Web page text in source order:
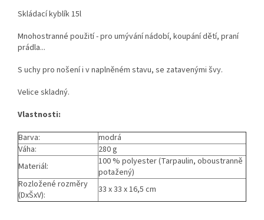
Skládací kyblík 15l
Mnohostranné použití - pro umývání nádobí, koupání dětí, praní
prádla...
S uchy pro nošení i v naplněném stavu, se zatavenými švy.
Velice skladný.
Vlastnosti:
Barva:
modrá
Váha:
280 g
Materiál:
100 % polyester (Tarpaulin, oboustranně
potažený)
Rozložené rozměry
(DxŠxV):
33 x 33 x 16,5 cm